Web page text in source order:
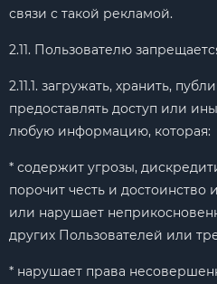
связи с такой рекламой.
2.11. Пользователю
2.11.1. загружать, хранить,
предоставлять доступ или
любую информацию, которая:
* содержит угрозы,
порочит честь и
или нарушает
других Пользователей или
* нарушает права